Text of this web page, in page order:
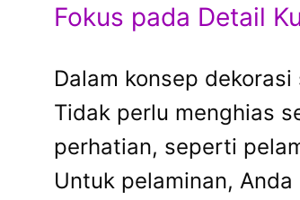
Fokus pada Detail
Dalam konsep
Tidak perlu menghias
perhatian, seperti
Untuk pelaminan,